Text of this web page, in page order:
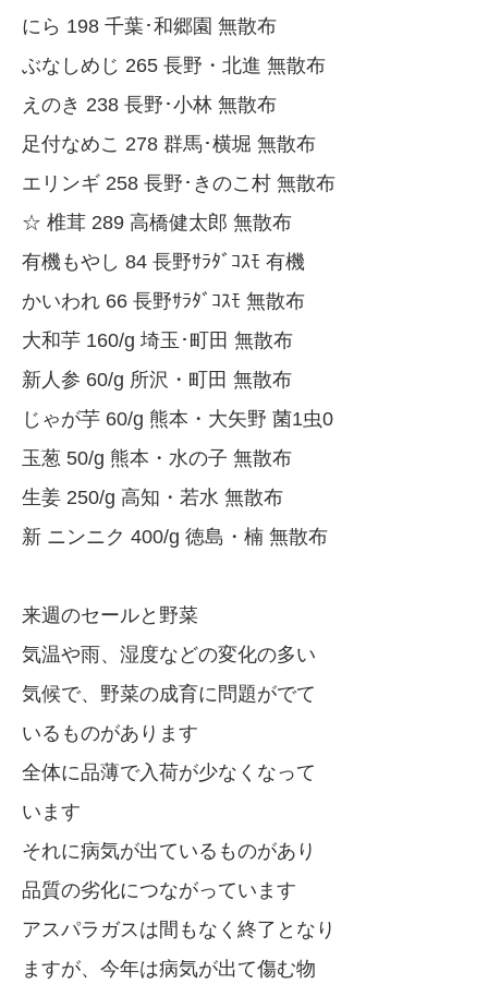
にら 198 千葉･和郷園 無散布
ぶなしめじ 265 長野・北進 無散布
えのき 238 長野･小林 無散布
足付なめこ 278 群馬･横堀 無散布
エリンギ 258 長野･きのこ村 無散布
☆ 椎茸 289 高橋健太郎 無散布
有機もやし 84 長野ｻﾗﾀﾞｺｽﾓ 有機
かいわれ 66 長野ｻﾗﾀﾞｺｽﾓ 無散布
大和芋 160/g 埼玉･町田 無散布
新人参 60/g 所沢・町田 無散布
じゃが芋 60/g 熊本・大矢野 菌1虫0
玉葱 50/g 熊本・水の子 無散布
生姜 250/g 高知・若水 無散布
新 ニンニク 400/g 徳島・楠 無散布
来週のセールと野菜
気温や雨、湿度などの変化の多い
気候で、野菜の成育に問題がでて
いるものがあります
全体に品薄で入荷が少なくなって
います
それに病気が出ているものがあり
品質の劣化につながっています
アスパラガスは間もなく終了となり
ますが、今年は病気が出て傷む物